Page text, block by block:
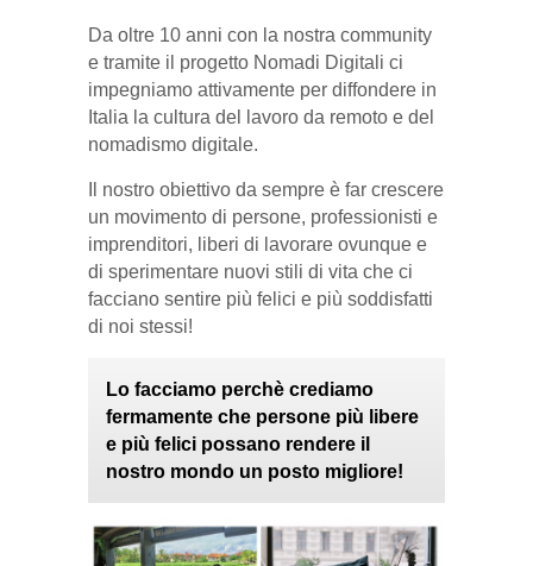
Da oltre 10 anni con la nostra community
e tramite il progetto Nomadi Digitali ci
impegniamo attivamente per diffondere in
Italia la cultura del lavoro da remoto e del
nomadismo digitale.
Il nostro obiettivo da sempre è far crescere
un movimento di persone, professionisti e
imprenditori, liberi di lavorare ovunque e
di sperimentare nuovi stili di vita che ci
facciano sentire più felici e più soddisfatti
di noi stessi!
Lo facciamo perchè crediamo
fermamente che persone più libere
e più felici possano rendere il
nostro mondo un posto migliore!